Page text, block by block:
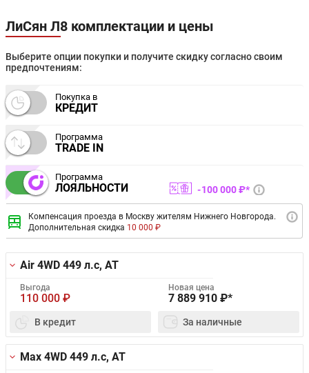
ЛиСян Л8 комплектации и цены
Выберите опции покупки и получите скидку согласно своим
предпочтениям:
Покупка в
КРЕДИТ
Программа
TRADE IN
Программа
ЛОЯЛЬНОСТИ 100 000 ₽*
Компенсация проезда в Москву жителям Нижнего Новгорода.
Дополнительная скидка 10 000 ₽
Air 4WD 449 л.с, AT
Выгода
110 000 ₽
Новая цена
7 889 910 ₽*
В кредит За наличные
Max 4WD 449 л.с, AT